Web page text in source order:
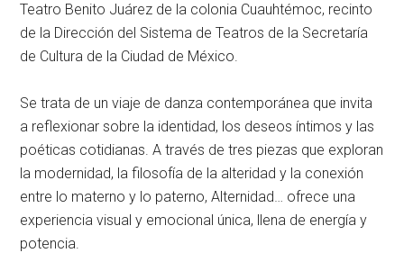
Teatro Benito Juárez de la colonia Cuauhtémoc, recinto
de la Dirección del Sistema de Teatros de la Secretaría
de Cultura de la Ciudad de México.
Se trata de un viaje de danza contemporánea que invita
a reflexionar sobre la identidad, los deseos íntimos y las
poéticas cotidianas. A través de tres piezas que exploran
la modernidad, la filosofía de la alteridad y la conexión
entre lo materno y lo paterno, Alternidad… ofrece una
experiencia visual y emocional única, llena de energía y
potencia.